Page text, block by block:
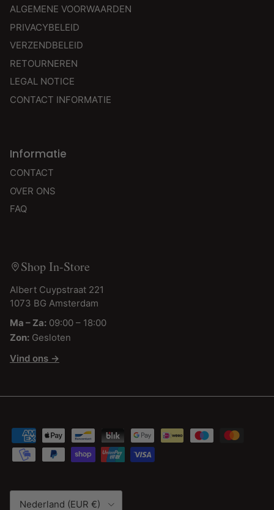
ALGEMENE VOORWAARDEN
PRIVACYBELEID
VERZENDBELEID
RETOURNEREN
LEGAL NOTICE
CONTACT INFORMATIE
Informatie
CONTACT
OVER ONS
FAQ
Shop In-Store
Albert Cuypstraat 221
1073 BG Amsterdam
Ma – Za: 09:00 – 18:00
Zon: Gesloten
Vind ons →
Land/Regio
Nederland (EUR €)